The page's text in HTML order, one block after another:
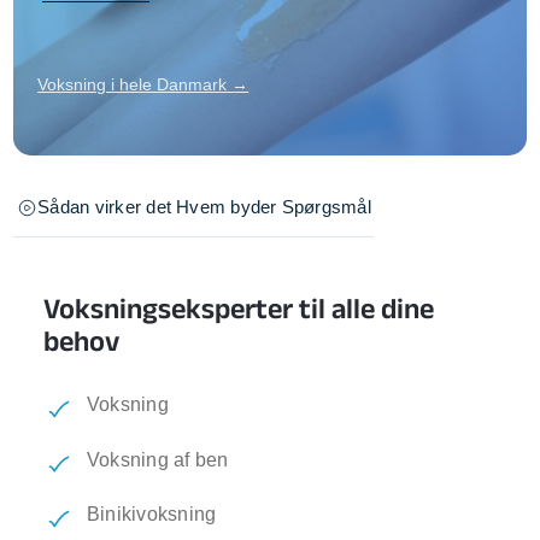
Voksning i hele Danmark →
Sådan virker det Hvem byder Spørgsmål
Voksningseksperter til alle dine
behov
Voksning
Voksning af ben
Binikivoksning